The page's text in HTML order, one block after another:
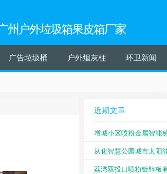
州户外垃圾箱果皮箱厂家
广告垃圾桶 户外烟灰柱 环卫新闻
近期文章
增城小区喷粉金属智能
从化智慧公园城市太阳
荔湾双投口喷粉镀锌板